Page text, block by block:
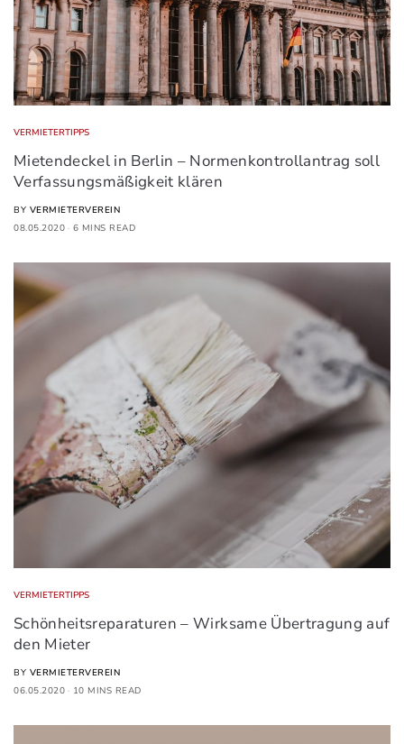
VERMIETERTIPPS
Mietendeckel in Berlin – Normenkontrollantrag soll
Verfassungsmäßigkeit klären
BY VERMIETERVEREIN
08.05.2020
6 MINS READ
VERMIETERTIPPS
Schönheitsreparaturen – Wirksame Übertragung auf
den Mieter
BY VERMIETERVEREIN
06.05.2020
10 MINS READ